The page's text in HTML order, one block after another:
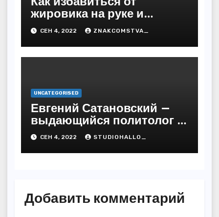
жировика на руке и
предупредить
последствия
СЕН 4, 2022 ZNAKCOMSTVA_
UNCATEGORISED
Евгений Сатановский —
выдающийся политолог и
публицист с бесподобной
биографией и
многочисленными
СЕН 4, 2022 STUDIOHALLO_
Добавить комментарий